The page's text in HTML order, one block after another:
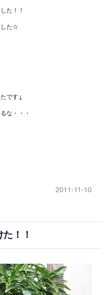
た！！
した☆
です↓
な・・・
2011-11-10
た！！